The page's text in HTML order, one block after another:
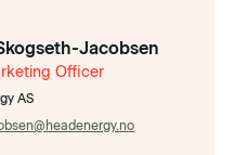
Jacobsen
Officer
AS